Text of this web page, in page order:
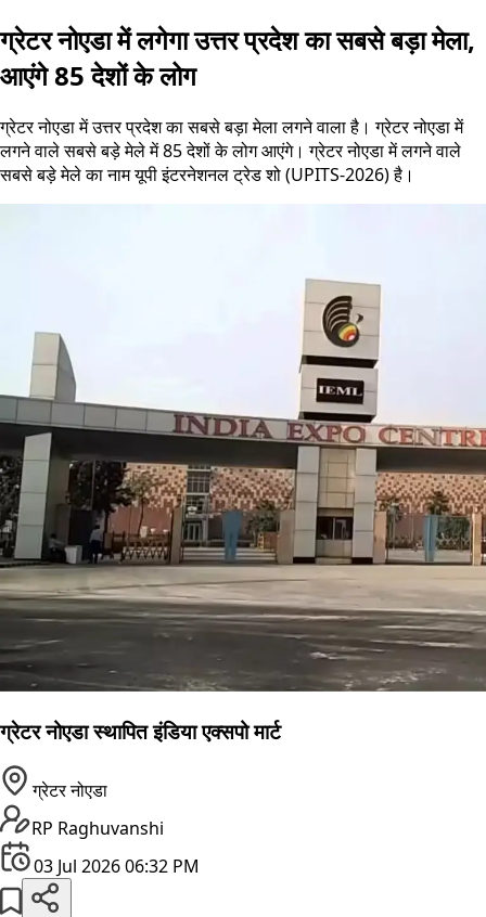
ग्रेटर नोएडा में लगेगा उत्तर प्रदेश का सबसे बड़ा मेला,
आएंगे 85 देशों के लोग
ग्रेटर नोएडा में उत्तर प्रदेश का सबसे बड़ा मेला लगने वाला है। ग्रेटर नोएडा में
लगने वाले सबसे बड़े मेले में 85 देशों के लोग आएंगे। ग्रेटर नोएडा में लगने वाले
सबसे बड़े मेले का नाम यूपी इंटरनेशनल ट्रेड शो (UPITS-2026) है।
ग्रेटर नोएडा स्थापित इंडिया एक्सपो मार्ट
ग्रेटर नोएडा
RP Raghuvanshi
03 Jul 2026 06:32 PM